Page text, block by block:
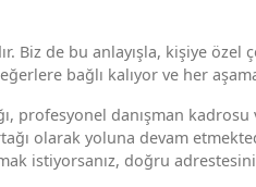
Biz de bu anlayışla, kişiye özel
bağlı kalıyor ve her
profesyonel danışman
olarak yoluna devam
istiyorsanız, doğru